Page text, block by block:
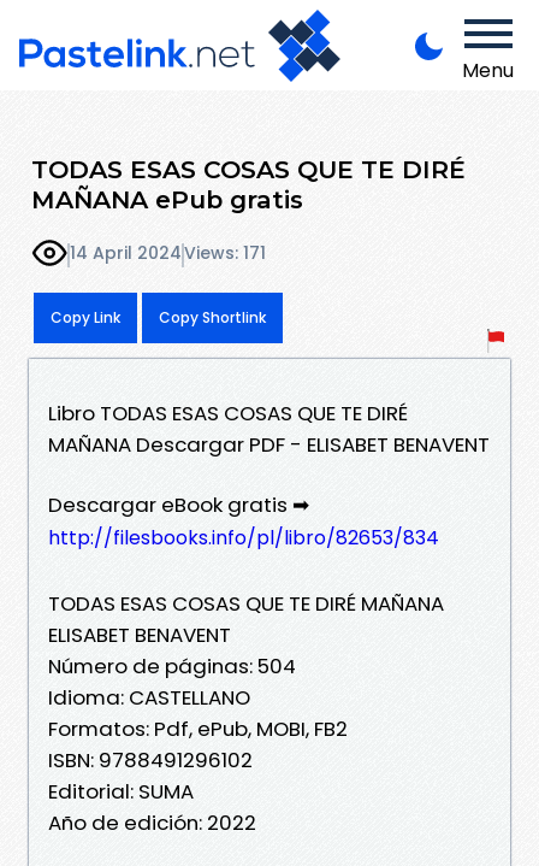
Menu
TODAS ESAS COSAS QUE TE DIRÉ
MAÑANA ePub gratis
14 April 2024Views: 171
Copy Link Copy Shortlink
Libro TODAS ESAS COSAS QUE TE DIRÉ
MAÑANA Descargar PDF - ELISABET BENAVENT
Descargar eBook gratis ➡
http://filesbooks.info/pl/libro/82653/834
TODAS ESAS COSAS QUE TE DIRÉ MAÑANA
ELISABET BENAVENT
Número de páginas: 504
Idioma: CASTELLANO
Formatos: Pdf, ePub, MOBI, FB2
ISBN: 9788491296102
Editorial: SUMA
Año de edición: 2022